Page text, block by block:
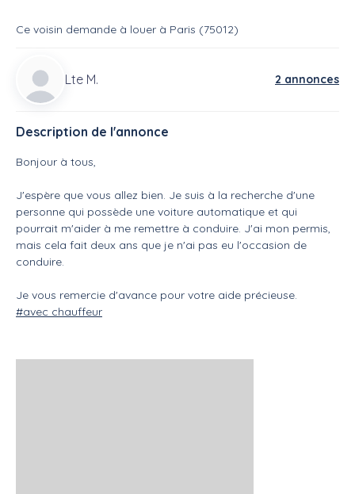
Ce voisin demande à louer à Paris (75012)
Lte M. 2 annonces
Description de l'annonce
Bonjour à tous,
J'espère que vous allez bien. Je suis à la recherche d'une
personne qui possède une voiture automatique et qui
pourrait m'aider à me remettre à conduire. J'ai mon permis,
mais cela fait deux ans que je n'ai pas eu l'occasion de
conduire.
Je vous remercie d'avance pour votre aide précieuse.
#avec chauffeur